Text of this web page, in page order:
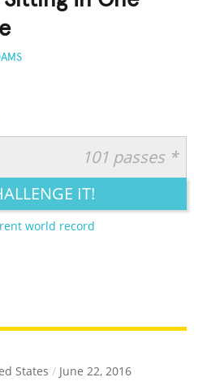
FUNNY CUTE CREATIVE
101 passes *
IT!
world record
States / June 22, 2016